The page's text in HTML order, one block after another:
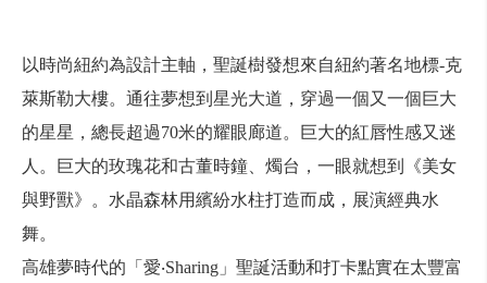
以時尚紐約為設計主軸，聖誕樹發想來自紐約著名地標-克
萊斯勒大樓。通往夢想到星光大道，穿過一個又一個巨大
的星星，總長超過70米的耀眼廊道。巨大的紅唇性感又迷
人。巨大的玫瑰花和古董時鐘、燭台，一眼就想到《美女
與野獸》。水晶森林用繽紛水柱打造而成，展演經典水
舞。
高雄夢時代的「愛‧Sharing」聖誕活動和打卡點實在太豐富